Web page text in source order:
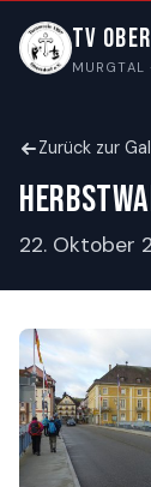
TV
MURGTAL
Zurück zur
22. Oktober